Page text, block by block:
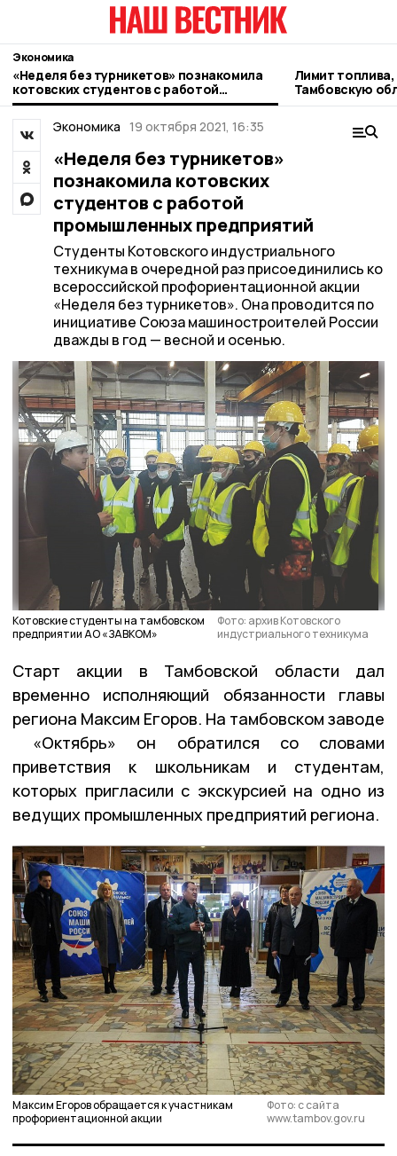
Экономика
«Неделя без турникетов» познакомила
котовских студентов с работой
промышленных предприятий
Лимит
Тамбовскую
Экономика 19 октября 2021, 16:35
«Неделя без турникетов»
познакомила котовских
студентов с работой
промышленных предприятий
Студенты Котовского индустриального
техникума в очередной раз присоединились ко
всероссийской профориентационной акции
«Неделя без турникетов». Она проводится по
инициативе Союза машиностроителей России
дважды в год — весной и осенью.
Котовские студенты на тамбовском
предприятии АО «ЗАВКОМ»
Фото: архив Котовского
индустриального техникума
Старт акции в Тамбовской области дал
временно исполняющий обязанности главы
региона Максим Егоров. На тамбовском заводе
«Октябрь» он обратился со словами
приветствия к школьникам и студентам,
которых пригласили с экскурсией на одно из
ведущих промышленных предприятий региона.
Максим Егоров обращается к участникам
профориентационной акции
Фото: с сайта
www.tambov.gov.ru